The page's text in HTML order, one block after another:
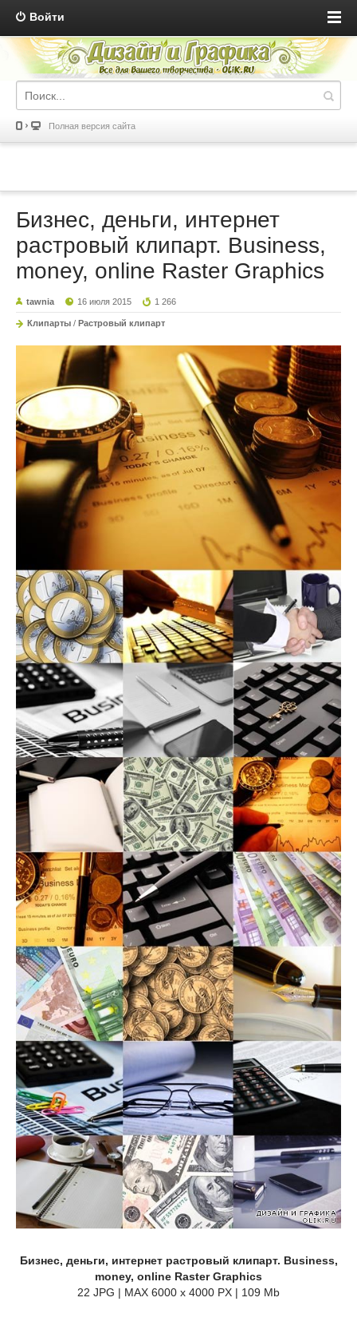
Войти
Полная версия сайта
Бизнес, деньги, интернет
растровый клипарт. Business,
money, online Raster Graphics
tawnia 16 июля 2015 1 266
Клипарты / Растровый клипарт
Бизнес, деньги, интернет растровый клипарт. Business,
money, online Raster Graphics
22 JPG | MAX 6000 x 4000 PX | 109 Mb